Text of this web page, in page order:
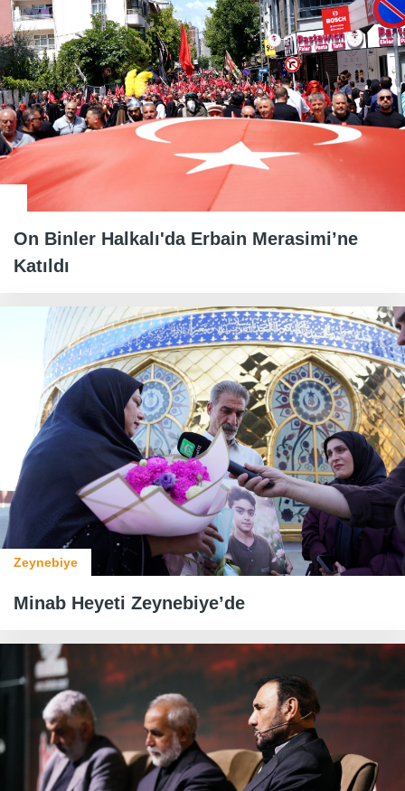
On Binler Halkalı'da Erbain Merasimi’ne
Katıldı
Zeynebiye
Minab Heyeti Zeynebiye’de